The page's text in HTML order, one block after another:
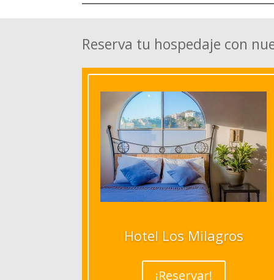
Reserva tu hospedaje con
Hotel Los Milagros
¡Reservar!